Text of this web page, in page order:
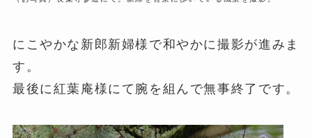
にこやかな新郎新婦様で和やかに撮影が進みま
す。
最後に紅葉庵様にて腕を組んで無事終了です。